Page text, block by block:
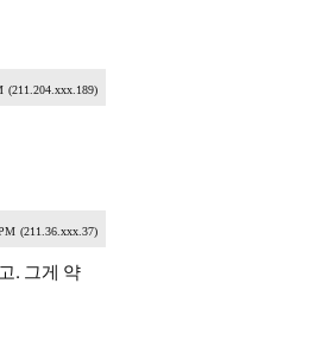
(211.204.xxx.189)
(211.36.xxx.37)
. 그게 약